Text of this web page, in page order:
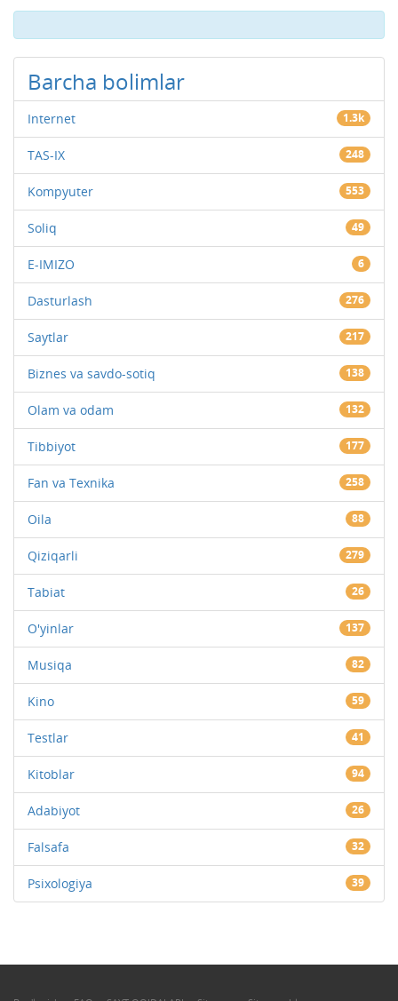
Barcha bolimlar
Internet 1.3k
TAS-IX 248
Kompyuter 553
Soliq 49
E-IMIZO 6
Dasturlash 276
Saytlar 217
Biznes va savdo-sotiq 138
Olam va odam 132
Tibbiyot 177
Fan va Texnika 258
Oila 88
Qiziqarli 279
Tabiat 26
O'yinlar 137
Musiqa 82
Kino 59
Testlar 41
Kitoblar 94
Adabiyot 26
Falsafa 32
Psixologiya 39